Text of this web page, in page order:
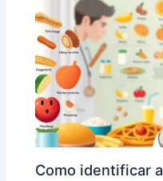
Como identificar